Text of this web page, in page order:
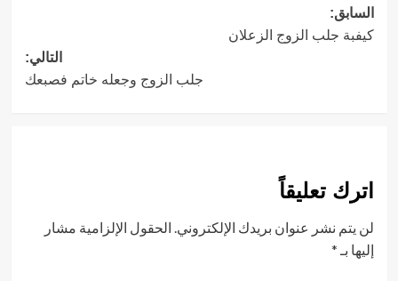
تصفّح
المقالات
السابق:
كيفبة جلب الزوج الزعلان
التالي:
جلب الزوج وجعله خاتم فصبعك
اترك تعليقاً
لن يتم نشر عنوان بريدك الإلكتروني. الحقول الإلزامية مشار
إليها بـ *